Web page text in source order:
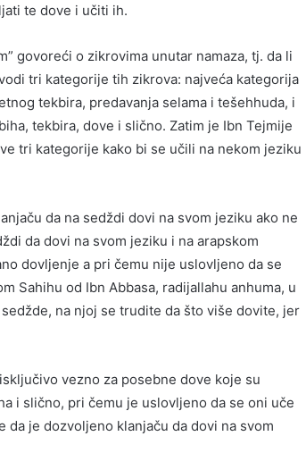
te dove i učiti ih.
govoreći o zikrovima unutar namaza, tj. da li
tri kategorije tih zikrova: najveća kategorija
tekbira, predavanja selama i tešehhuda, i
tekbira, dove i slično. Zatim je Ibn Tejmije
tri kategorije kako bi se učili na nekom jeziku
da na sedždi dovi na svom jeziku ako ne
da dovi na svom jeziku i na arapskom
dovljenje a pri čemu nije uslovljeno da se
Sahihu od Ibn Abbasa, radijallahu anhuma, u
na njoj se trudite da što više dovite, jer
vezno za posebne dove koje su
i slično, pri čemu je uslovljeno da se oni uče
da je dozvoljeno klanjaču da dovi na svom